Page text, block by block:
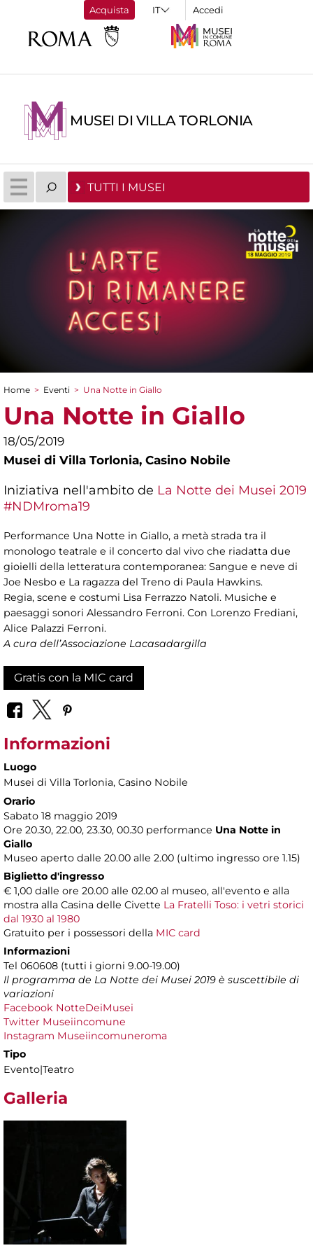
Acquista Accedi
MUSEI DI VILLA TORLONIA
TUTTI I MUSEI
Tu sei qui
Home > Eventi > Una Notte in Giallo
Una Notte in Giallo
18/05/2019
Musei di Villa Torlonia, Casino Nobile
Iniziativa nell'ambito de La Notte dei Musei 2019
#NDMroma19
Performance Una Notte in Giallo, a metà strada tra il
monologo teatrale e il concerto dal vivo che riadatta due
gioielli della letteratura contemporanea: Sangue e neve di
Joe Nesbo e La ragazza del Treno di Paula Hawkins.
Regia, scene e costumi Lisa Ferrazzo Natoli. Musiche e
paesaggi sonori Alessandro Ferroni. Con Lorenzo Frediani,
Alice Palazzi Ferroni.
A cura dell’Associazione Lacasadargilla
Gratis con la MIC card
Informazioni
Luogo
Musei di Villa Torlonia, Casino Nobile
Orario
Sabato 18 maggio 2019
Ore 20.30, 22.00, 23.30, 00.30 performance Una Notte in
Giallo
Museo aperto dalle 20.00 alle 2.00 (ultimo ingresso ore 1.15)
Biglietto d'ingresso
€ 1,00 dalle ore 20.00 alle 02.00 al museo, all'evento e alla
mostra alla Casina delle Civette La Fratelli Toso: i vetri storici
dal 1930 al 1980
Gratuito per i possessori della MIC card
Informazioni
Tel 060608 (tutti i giorni 9.00-19.00)
Il programma de La Notte dei Musei 2019 è suscettibile di
variazioni
Facebook NotteDeiMusei
Twitter Museiincomune
Instagram Museiincomuneroma
Tipo
Evento|Teatro
Galleria